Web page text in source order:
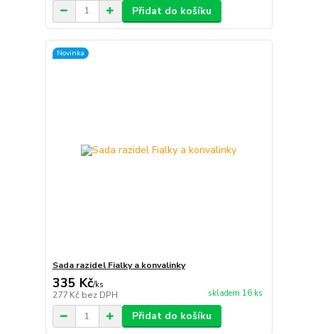
Přidat do košíku
Novinka
Sada razidel Fialky a konvalinky
335 Kč/ks
277 Kč bez DPH skladem 16 ks
Přidat do košíku